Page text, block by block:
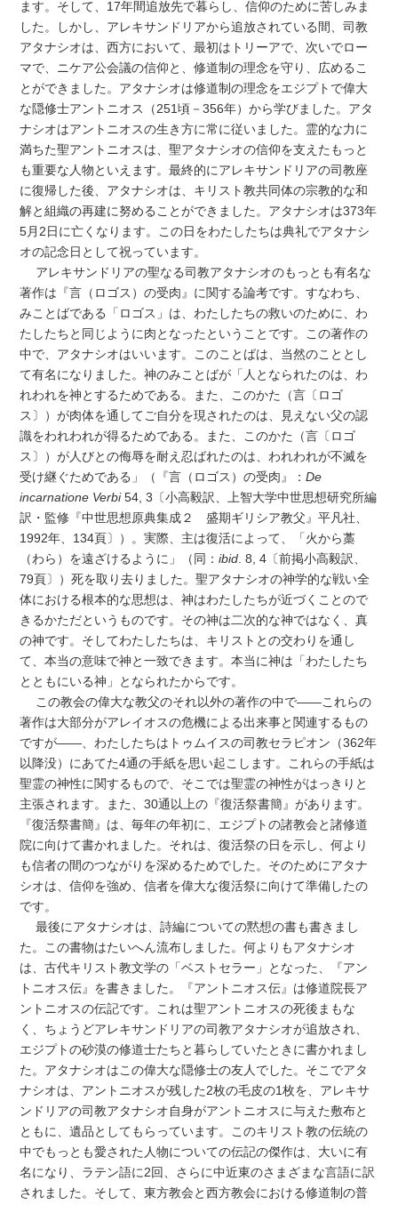
ます。そして、17年間追放先で暮らし、信仰のために苦しみま
した。しかし、アレキサンドリアから追放されている間、司教
アタナシオは、西方において、最初はトリーアで、次いでロー
マで、ニケア公会議の信仰と、修道制の理念を守り、広めるこ
とができました。アタナシオは修道制の理念をエジプトで偉大
な隠修士アントニオス（251頃－356年）から学びました。アタ
ナシオはアントニオスの生き方に常に従いました。霊的な力に
満ちた聖アントニオスは、聖アタナシオの信仰を支えたもっと
も重要な人物といえます。最終的にアレキサンドリアの司教座
に復帰した後、アタナシオは、キリスト教共同体の宗教的な和
解と組織の再建に努めることができました。アタナシオは373年
5月2日に亡くなります。この日をわたしたちは典礼でアタナシ
オの記念日として祝っています。
アレキサンドリアの聖なる司教アタナシオのもっとも有名な
著作は『言（ロゴス）の受肉』に関する論考です。すなわち、
みことばである「ロゴス」は、わたしたちの救いのために、わ
たしたちと同じように肉となったということです。この著作の
中で、アタナシオはいいます。このことばは、当然のこととし
て有名になりました。神のみことばが「人となられたのは、わ
れわれを神とするためである。また、このかた（言〔ロゴ
ス〕）が肉体を通してご自分を現されたのは、見えない父の認
識をわれわれが得るためである。また、このかた（言〔ロゴ
ス〕）が人びとの侮辱を耐え忍ばれたのは、われわれが不滅を
受け継ぐためである」（『言（ロゴス）の受肉』：De
incarnatione Verbi54, 3〔小高毅訳、上智大学中世思想研究所編
訳・監修『中世思想原典集成２ 盛期ギリシア教父』平凡社、
1992年、134頁〕）。実際、主は復活によって、「火から藁
（わら）を遠ざけるように」（同：ibid . 8, 4〔前掲小高毅訳、
79頁〕）死を取り去りました。聖アタナシオの神学的な戦い全
体における根本的な思想は、神はわたしたちが近づくことので
きるかただというものです。その神は二次的な神ではなく、真
の神です。そしてわたしたちは、キリストとの交わりを通し
て、本当の意味で神と一致できます。本当に神は「わたしたち
とともにいる神」となられたからです。
この教会の偉大な教父のそれ以外の著作の中で――これらの
著作は大部分がアレイオスの危機による出来事と関連するもの
ですが――、わたしたちはトゥムイスの司教セラピオン（362年
以降没）にあてた4通の手紙を思い起こします。これらの手紙は
聖霊の神性に関するもので、そこでは聖霊の神性がはっきりと
主張されます。また、30通以上の『復活祭書簡』があります。
『復活祭書簡』は、毎年の年初に、エジプトの諸教会と諸修道
院に向けて書かれました。それは、復活祭の日を示し、何より
も信者の間のつながりを深めるためでした。そのためにアタナ
シオは、信仰を強め、信者を偉大な復活祭に向けて準備したの
です。
最後にアタナシオは、詩編についての黙想の書も書きまし
た。この書物はたいへん流布しました。何よりもアタナシオ
は、古代キリスト教文学の「ベストセラー」となった、『アン
トニオス伝』を書きました。『アントニオス伝』は修道院長ア
ントニオスの伝記です。これは聖アントニオスの死後まもな
く、ちょうどアレキサンドリアの司教アタナシオが追放され、
エジプトの砂漠の修道士たちと暮らしていたときに書かれまし
た。アタナシオはこの偉大な隠修士の友人でした。そこでアタ
ナシオは、アントニオスが残した2枚の毛皮の1枚を、アレキサ
ンドリアの司教アタナシオ自身がアントニオスに与えた敷布と
ともに、遺品としてもらっています。このキリスト教の伝統の
中でもっとも愛された人物についての伝記の傑作は、大いに有
名になり、ラテン語に2回、さらに中近東のさまざまな言語に訳
されました。そして、東方教会と西方教会における修道制の普